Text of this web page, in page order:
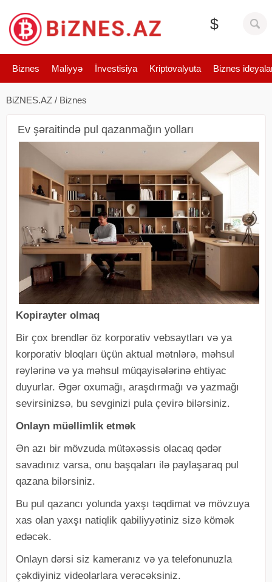
$
Biznes Maliyyə İnvestisiya Kriptovalyuta Biznes
BiZNES.AZ / Biznes
Ev şəraitində pul qazanmağın yolları
Kopirayter olmaq
Bir çox brendlər öz korporativ vebsaytları və ya
korporativ bloqları üçün aktual mətnlərə, məhsul
rəylərinə və ya məhsul müqayisələrinə ehtiyac
duyurlar. Əgər oxumağı, araşdırmağı və yazmağı
sevirsinizsə, bu sevginizi pula çevirə bilərsiniz.
Onlayn müəllimlik etmək
Ən azı bir mövzuda mütəxəssis olacaq qədər
savadınız varsa, onu başqaları ilə paylaşaraq pul
qazana bilərsiniz.
Bu pul qazancı yolunda yaxşı təqdimat və mövzuya
xas olan yaxşı natiqlik qabiliyyətiniz sizə kömək
edəcək.
Onlayn dərsi siz kameranız və ya telefonunuzla
çəkdiyiniz videolarlara verəcəksiniz.